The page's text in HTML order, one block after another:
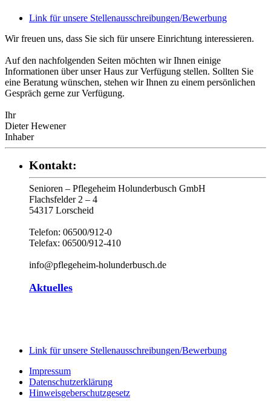
Link für unsere Stellenausschreibungen/Bewerbung
Wir freuen uns, dass Sie sich für unsere Einrichtung interessieren.
Auf den nachfolgenden Seiten möchten wir Ihnen einige
Informationen über unser Haus zur Verfügung stellen. Sollten Sie
eine Beratung wünschen, stehen wir Ihnen zu einem persönlichen
Gespräch gerne zur Verfügung.
Ihr
Dieter Hewener
Inhaber
Kontakt:
Senioren – Pflegeheim Holunderbusch GmbH
Flachsfelder 2 – 4
54317 Lorscheid
Telefon: 06500/912-0
Telefax: 06500/912-410
info@pflegeheim-holunderbusch.de
Aktuelles
Link für unsere Stellenausschreibungen/Bewerbung
Impressum
Datenschutzerklärung
Hinweisgeberschutzgesetz